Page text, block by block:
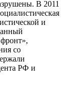
В 2011
и
со
РФ и